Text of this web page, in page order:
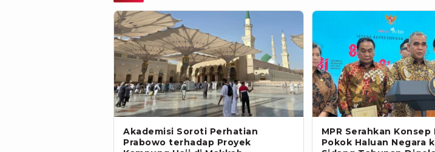
Akademisi Soroti Perhatian
Prabowo terhadap Proyek
MPR Serahkan Konsep
Pokok Haluan Negara